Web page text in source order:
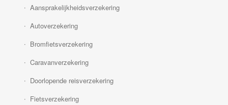
Aansprakelijkheidsverzekering
Autoverzekering
Bromfietsverzekering
Caravanverzekering
Doorlopende reisverzekering
Fietsverzekering